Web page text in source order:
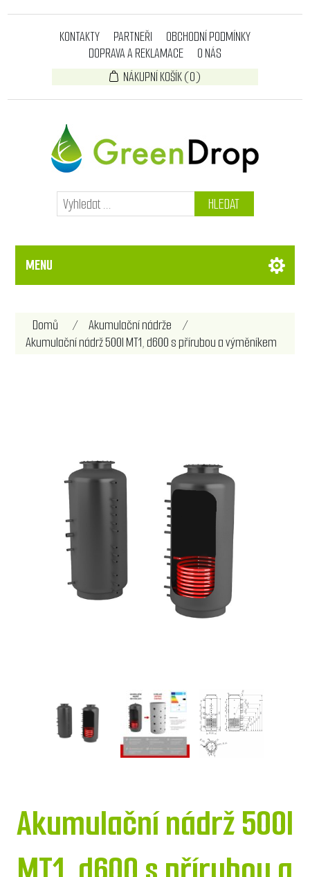
KONTAKTY PARTNEŘI
OBCHODNÍ PODMÍNKY
DOPRAVA A REKLAMACE
O NÁS
NÁKUPNÍ KOŠÍK(0)
HLEDAT
MENU
Domů / Akumulační nádrže
/
Akumulační nádrž 500l MT1, d600 s přírubou a výměníkem
Akumulační nádrž 500l
Název atributu